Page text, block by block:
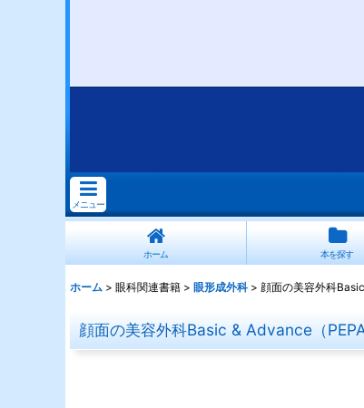
メニュー
ホーム 本を探す
ホーム > 眼科関連書籍 > 眼形成外科 > 顔面の美容外科
顔面の美容外科Basic & Advance（